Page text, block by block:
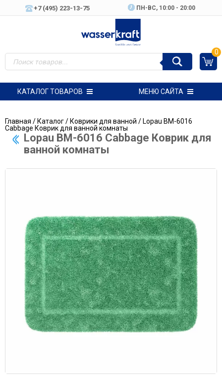
+7 (495) 223-13-75 ПН-ВC, 10:00 - 20:00
0
КАТАЛОГ ТОВАРОВ МЕНЮ САЙТА
Главная /Каталог/Коврики для ванной / Lopau BM-6016
Cabbage Коврик для ванной комнаты
Lopau BM-6016 Cabbage Коврик для
ванной комнаты